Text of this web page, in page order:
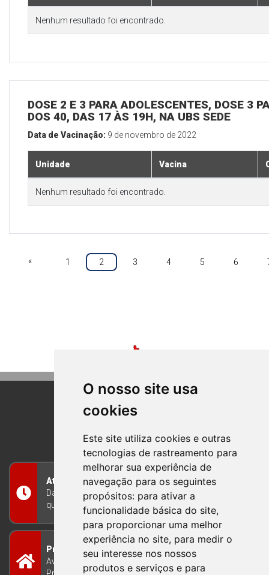
O nosso site usa
cookies
Este site utiliza cookies e outras
tecnologias de rastreamento para
melhorar sua experiência de
navegação para os seguintes
propósitos: para ativar a
funcionalidade básica do site,
para proporcionar uma melhor
experiência no site, para medir o
seu interesse nos nossos
produtos e serviços e para
Nenhum resultado foi encontrado.
DOSE 2 E 3 PARA ADOLESCENTES, DOSE 3
DOS 40, DAS 17 ÀS 19H, NA UBS SEDE
Data de Vacinação: 9 de novembro de 2022
Unidade Vacina
Nenhum resultado foi encontrado.
« 1 2 3 4 5 6
BOM PRINCIPIO
RIO GRANDE DO SUL
Atendimento
Das 8h às 12h e das 13h às 17h30, de segunda a
quinta-feira, e nas sextas-feiras das 7h às 13h
Prefeitura Municipal
Avenida Guilherme Winter 65 - Centro Bom